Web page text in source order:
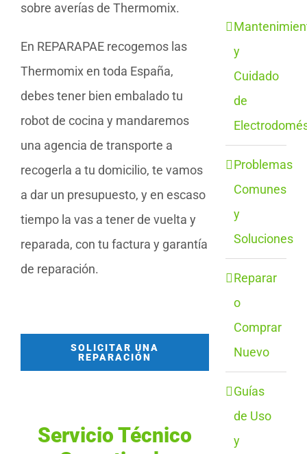
sobre averías de Thermomix.
En REPARAPAE recogemos las
Thermomix en toda España,
debes tener bien embalado tu
robot de cocina y mandaremos
una agencia de transporte a
recogerla a tu domicilio, te vamos
a dar un presupuesto, y en escaso
tiempo la vas a tener de vuelta y
reparada, con tu factura y garantía
de reparación.
SOLICITAR UNA
REPARACIÓN
Servicio Técnico
y
Cuidado
de
Problemas
Comunes
y
Soluciones
Reparar
o
Comprar
Nuevo
Guías
de Uso
y